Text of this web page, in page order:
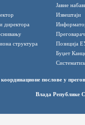
директора
структура
Јавне
Извештаји
Позиција
Буџет
послове у
Влада Републике